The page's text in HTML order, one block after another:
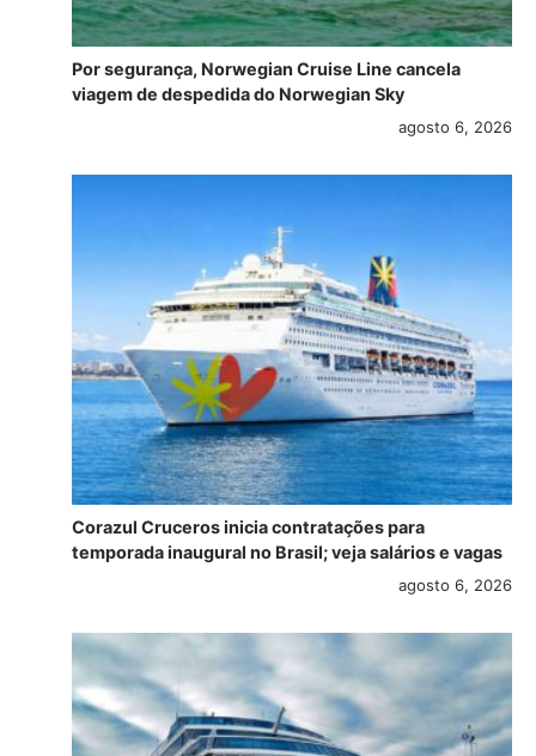
Por segurança, Norwegian Cruise Line cancela
viagem de despedida do Norwegian Sky
agosto 6, 2026
Corazul Cruceros inicia contratações para
temporada inaugural no Brasil; veja salários e vagas
agosto 6, 2026